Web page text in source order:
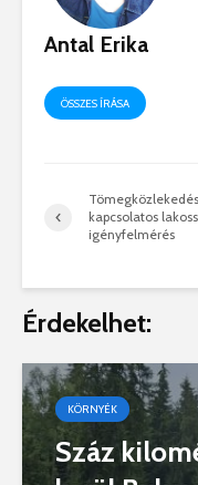
Antal Erika
ÖSSZES ÍRÁSA
kapcsolatos
igényfelmérés
Érdekelhet:
KÖRNYÉK
Száz